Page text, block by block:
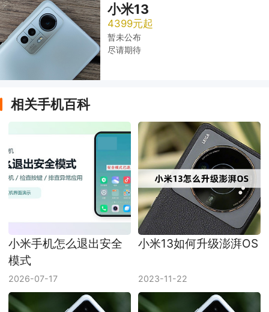
小米13
4399元起
暂未公布
尽请期待
相关手机百科
小米手机怎么退出安全
模式
2026-07-17
小米13如何升级澎湃OS
2023-11-22